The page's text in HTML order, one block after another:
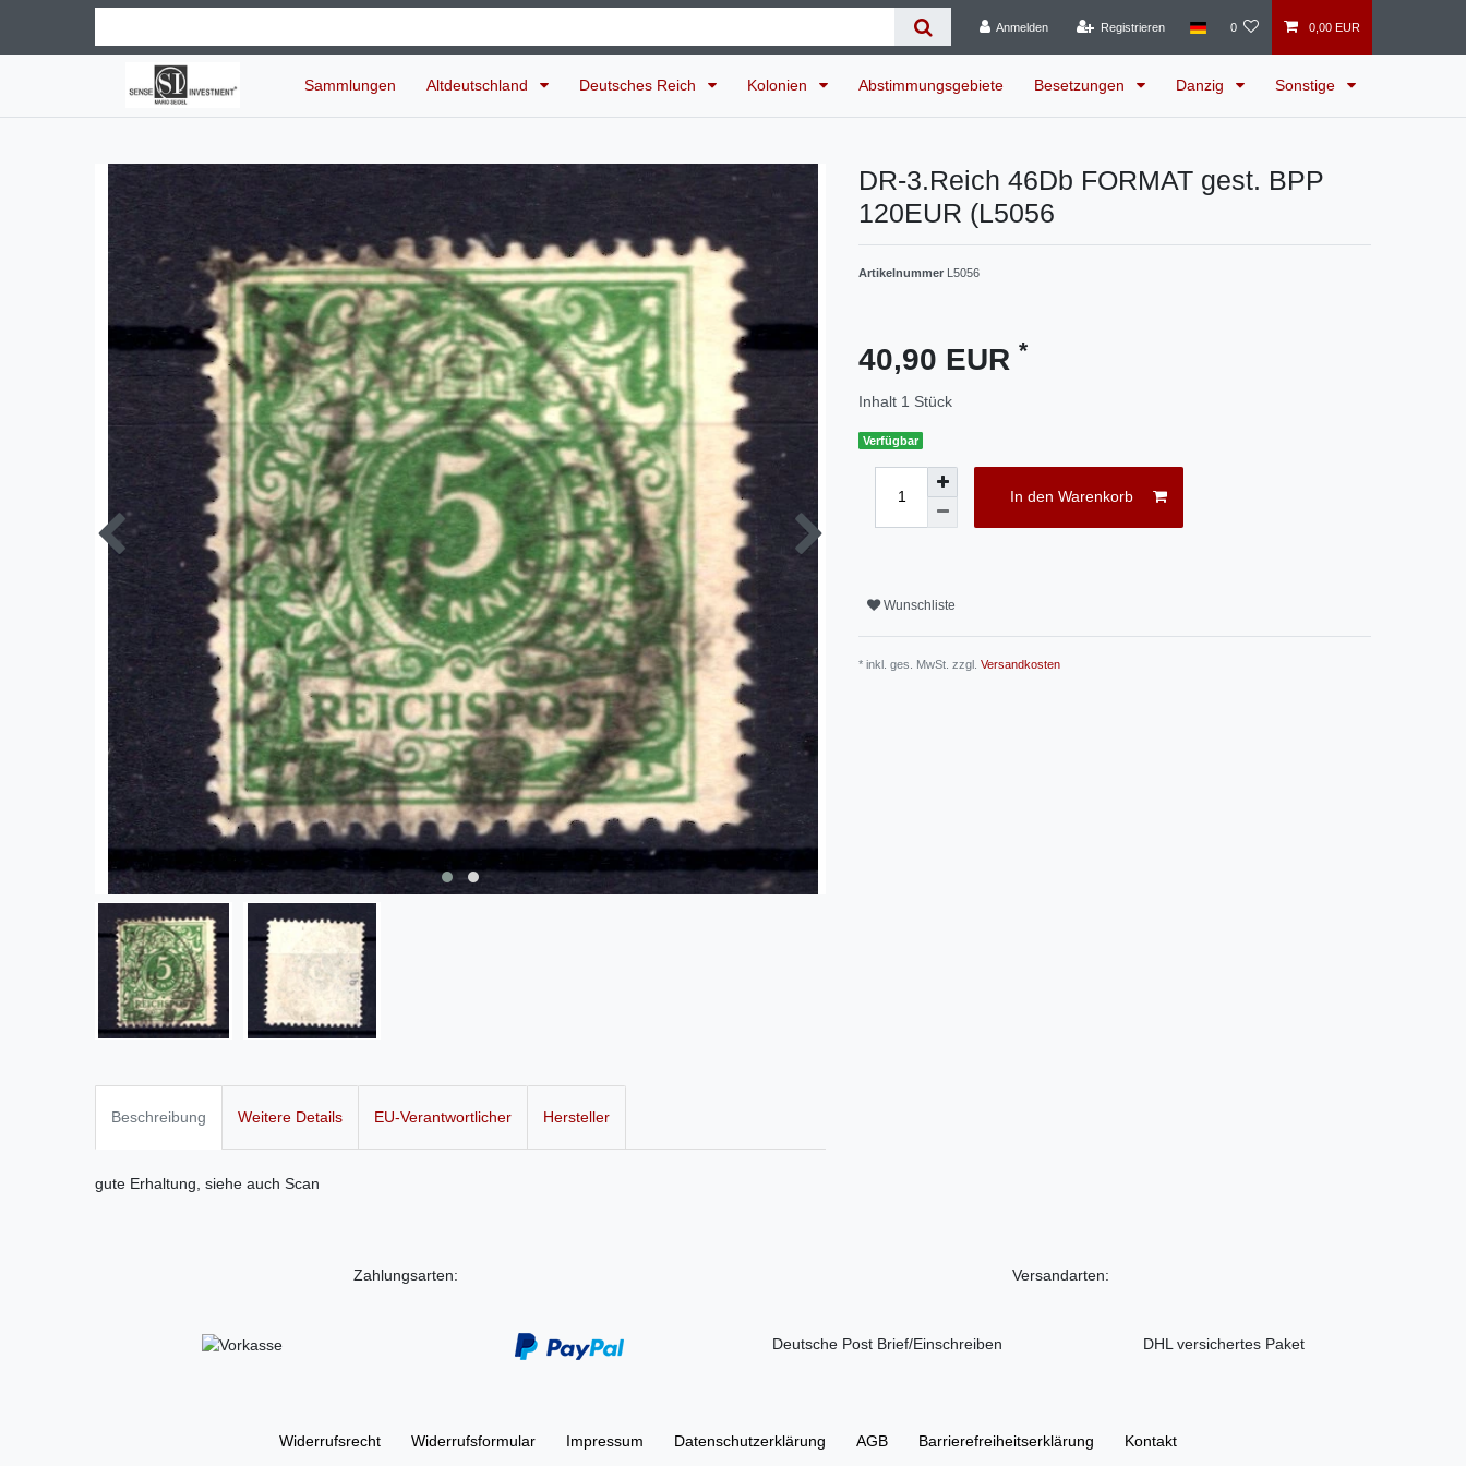
Anmelden Registrieren 0 0,00 EUR
Sammlungen Altdeutschland Deutsches Reich Kolonien Abstimmungsgebiete Besetzungen Danzig Sonstige
DR-3.Reich 46Db FORMAT gest. BPP
120EUR (L5056
Artikelnummer L5056
40,90 EUR *
Inhalt 1 Stück
Verfügbar
In den Warenkorb
Wunschliste
* inkl. ges. MwSt. zzgl. Versandkosten
Beschreibung Weitere Details EU-Verantwortlicher Hersteller
gute Erhaltung, siehe auch Scan
Zahlungsarten: Versandarten:
Deutsche Post Brief/Einschreiben DHL versichertes Paket
Widerrufs­recht Widerrufs­formular Impressum Daten­schutz­erklärung AGB Barrierefreiheitserklärung Kontakt